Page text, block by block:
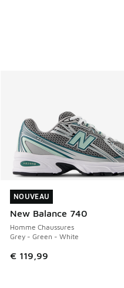
NOUVEAU
New Balance 740
Homme Chaussures
Grey - Green - White
€ 119,99
NOUVEAU